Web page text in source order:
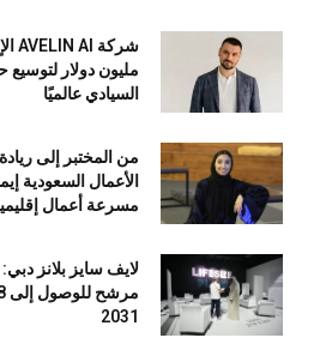
مليون دولار لتوسيع
السيادي عالميًا
من المختبر إلى
الأعمال السعودية
مسرعة أعمال
لايف سايز بلانز
2031